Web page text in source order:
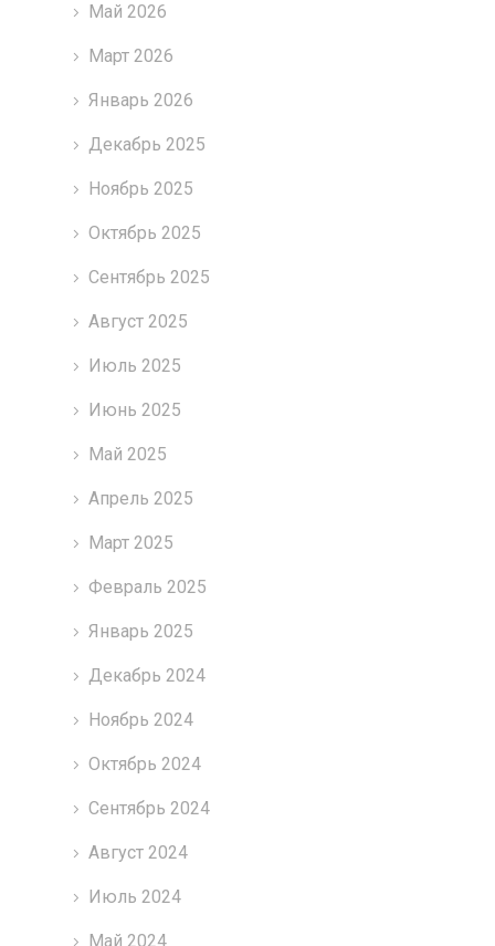
Май 2026
Март 2026
Январь 2026
Декабрь 2025
Ноябрь 2025
Октябрь 2025
Сентябрь 2025
Август 2025
Июль 2025
Июнь 2025
Май 2025
Апрель 2025
Март 2025
Февраль 2025
Январь 2025
Декабрь 2024
Ноябрь 2024
Октябрь 2024
Сентябрь 2024
Август 2024
Июль 2024
Май 2024